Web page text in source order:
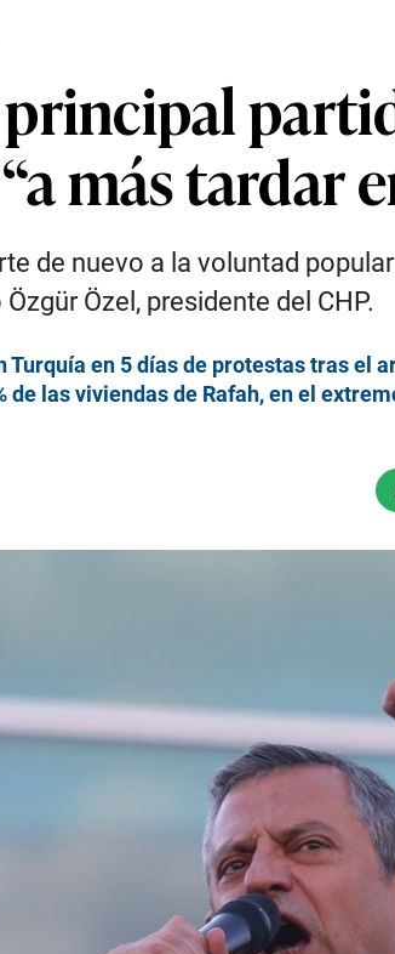
más tardar
de nuevo a la voluntad
Özel, presidente del CHP.
Turquía en 5 días de protestas tras el
de las viviendas de Rafah, en el